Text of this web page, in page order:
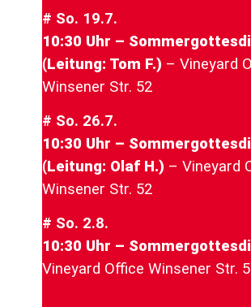
# So. 19.7.
10:30 Uhr –
(Leitung: Tom F.) –Vineyard
Winsener Str. 52
# So. 26.7.
10:30 Uhr –
(Leitung: Olaf H.) – Vineyard
Winsener Str. 52
# So. 2.8.
10:30 Uhr –
Vineyard Office Winsener Str.